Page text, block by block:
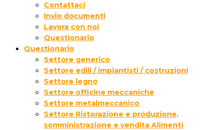
Contattaci
Invio documenti
Lavora con noi
Questionario
Questionario
Settore generico
Settore edili / impiantisti / costruzioni
Settore legno
Settore officine meccaniche
Settore metalmeccanico
Settore Ristorazione e produzione,
somministrazione e vendita Alimenti